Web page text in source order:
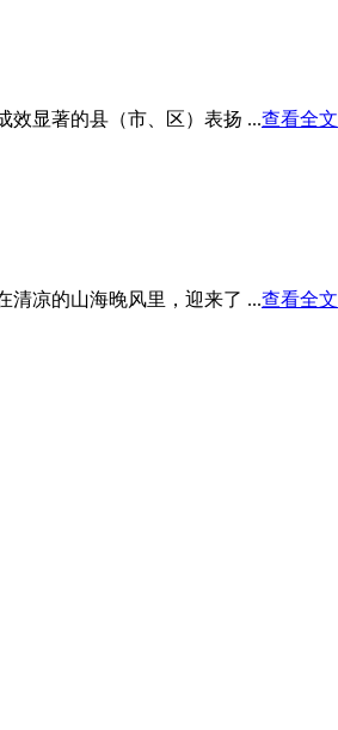
显著的县（市、区）表扬 ...查看全文
凉的山海晚风里，迎来了 ...查看全文